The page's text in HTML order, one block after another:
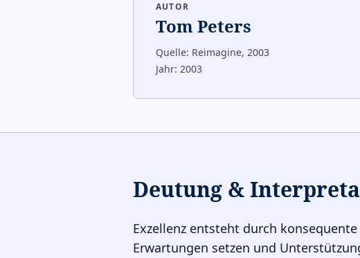
AUTOR
Tom Peters
Quelle: Reimagine, 2003
Jahr: 2003
Deutung &
Exzellenz entsteht durch
Erwartungen setzen und